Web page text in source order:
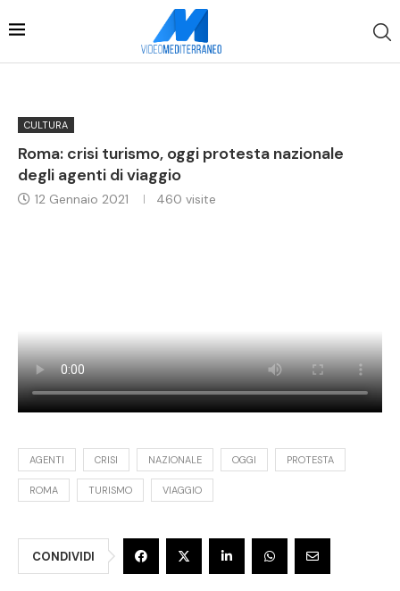
CULTURA
Roma: crisi turismo, oggi protesta nazionale
degli agenti di viaggio
12 Gennaio 2021 460 visite
AGENTI CRISI NAZIONALE OGGI PROTESTA
ROMA TURISMO VIAGGIO
CONDIVIDI